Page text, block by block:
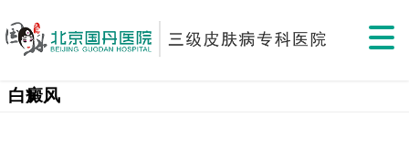
白癜风